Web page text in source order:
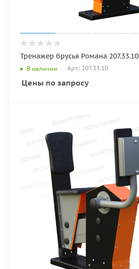
Тренажер брусья Романа 207.33.10
В наличии Арт.: 207.33.10
Цены по запросу